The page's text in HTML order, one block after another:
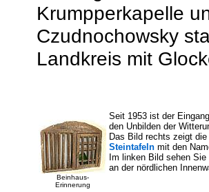
Krumpperkapelle
Czudnochowsky
Landkreis mit
Beinhaus-
Erinnerung
Seit 1953 ist der
den Unbilden der
Das Bild rechts zeigt
Steintafeln mit den
Im linken Bild sehen
an der nördlichen